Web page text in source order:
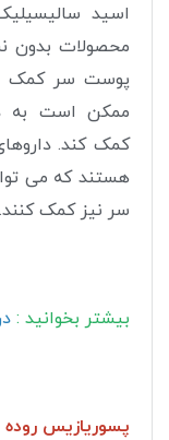
اسید
محصولات بدون
پوست سر کمک
ممکن است به
کمک کند.
هستند که می
سر نیز کمک کنند.
بیشتر بخوانید :
پسوریازیس روده